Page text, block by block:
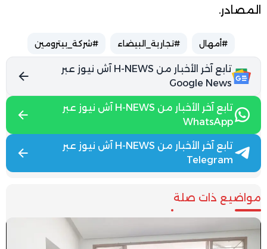
المصادر.
#أمهال #تجارية_البيضاء #شركة_بيترومين
تابع آخر الأخبار من H-NEWS آش نيوز عبر
Google News
تابع آخر الأخبار من H-NEWS آش نيوز عبر
WhatsApp
تابع آخر الأخبار من H-NEWS آش نيوز عبر
Telegram
مواضيع ذات صلة